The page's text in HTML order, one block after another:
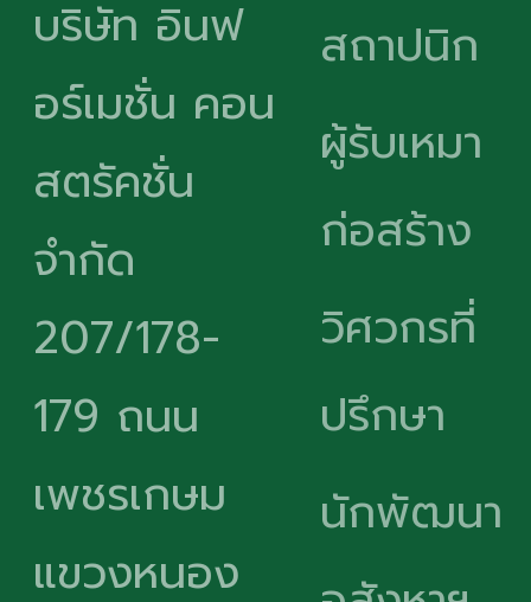
บริษัท อินฟ
อร์เมชั่น คอน
สตรัคชั่น
จำกัด
207/178-
179 ถนน
เพชรเกษม
แขวงหนอง
สถาปนิก
ผู้รับเหมา
ก่อสร้าง
วิศวกรที่
ปรึกษา
นักพัฒนา